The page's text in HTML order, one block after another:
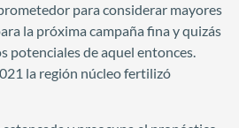
para considerar mayores
la próxima campaña fina y quizás
potenciales de aquel entonces.
la región núcleo fertilizó